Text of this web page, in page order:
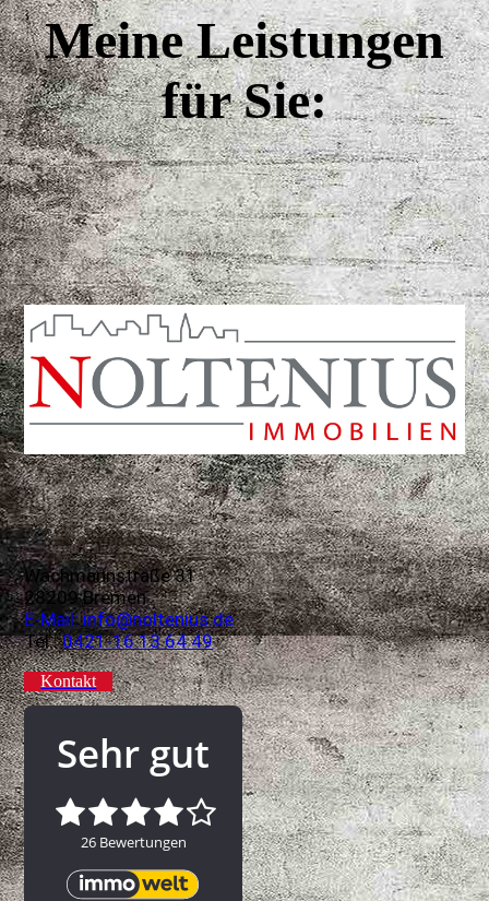
Meine Leistungen
für Sie:
Wachmannstraße 31
28209 Bremen
E-Mail: info@noltenius.de
Tel.:0421-16 13 64 49
Kontakt